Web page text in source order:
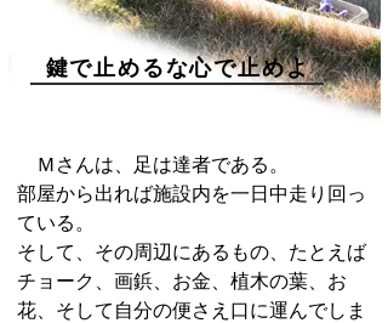
鍵で止めるな心で止めよ
Ｍさんは、足は達者である。
部屋から出れば施設内を一日中走り回っ
ている。
そして、その周辺にあるもの、たとえば
チョーク、画鋲、お金、植木の葉、お
花、そして自分の便さえ口に運んでしま